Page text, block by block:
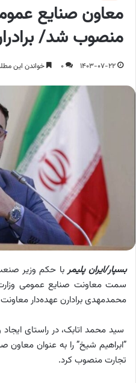
معاون صنایع
منصوب شد/
1403-07-22
0 خواندن این مطلب 1 دقیقه زمان
بسپار/ایران پلیمربا حکم وزیر
سمت معاونت صنایع عمومی
محمدمهدی برادارن عهده‌دار
سید محمد اتابک، در راستای
”ابراهیم شیخ” را به عنوان
تجارت منصوب کرد.